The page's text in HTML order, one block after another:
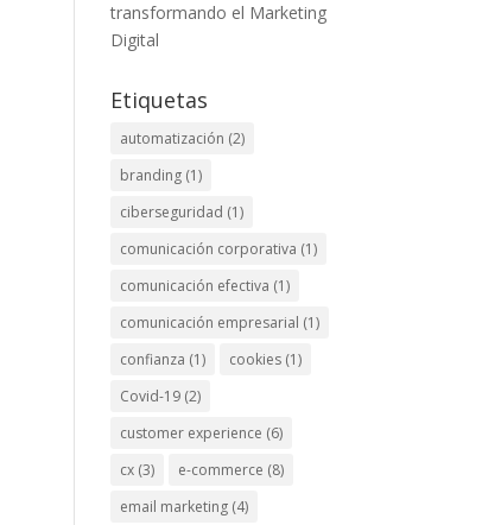
transformando el Marketing
Digital
Etiquetas
automatización (2)
branding (1)
ciberseguridad (1)
comunicación corporativa (1)
comunicación efectiva (1)
comunicación empresarial (1)
confianza (1) cookies (1)
Covid-19 (2)
customer experience (6)
cx (3) e-commerce (8)
email marketing (4)